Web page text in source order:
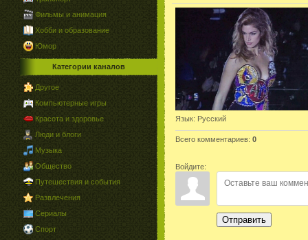
Фильмы и анимация
Хобби и образование
Юмор
Категории каналов
Другое
Компьютерные игры
Красота и здоровье
Люди и блоги
Музыка
Общество
Путешествия и события
Развлечения
Сериалы
Спорт
Язык: Русский
Всего комментариев: 0
Войдите:
Отправить